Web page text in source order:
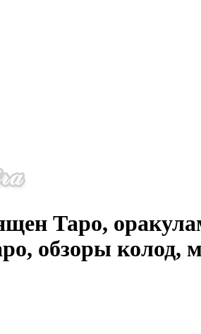
Таро,
обзоры колод,